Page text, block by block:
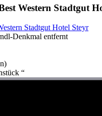
Western Stadtgut
Stadtgut Hotel Steyr
Denkmal entfernt
“